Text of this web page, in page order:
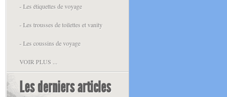
- Les étiquettes de voyage
- Les trousses de toilettes et vanity
- Les coussins de voyage
VOIR PLUS ...
Les derniers articles